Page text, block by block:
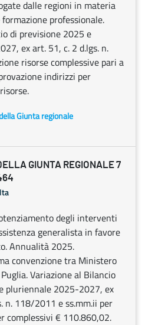
dalle regioni in materia
professionale.
di previsione 2025 e
ex art. 51, c. 2 d.lgs. n.
risorse complessive pari a
indirizzi per
Giunta regionale
GIUNTA REGIONALE 7
degli interventi
generalista in favore
Annualità 2025.
convenzione tra Ministero
Variazione al Bilancio
pluriennale 2025-2027, ex
n. 118/2011 e ss.mm.ii per
complessivi € 110.860,02.